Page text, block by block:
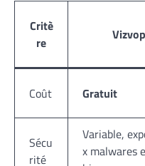
Critè
re
Vizvop
Coût Gratuit
Sécu
rité
Variable,
x malwares